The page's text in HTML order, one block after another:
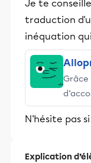
Je te
traduction
inéquation
Grâce
et
N'hésite pas
Explication